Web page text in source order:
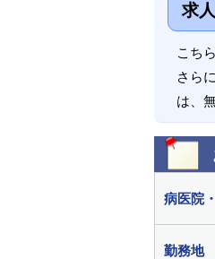
求
こち
さら
は、
病医院
勤務地